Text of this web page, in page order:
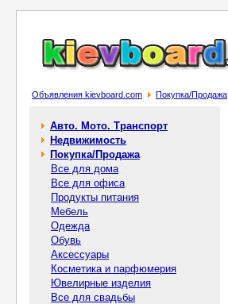
Объявления kievboard.com Покупка/Продажа
Авто. Мото. Транспорт
Недвижимость
Покупка/Продажа
Все для дома
Все для офиса
Продукты питания
Мебель
Одежда
Обувь
Аксессуары
Косметика и парфюмерия
Ювелирные изделия
Все для свадьбы